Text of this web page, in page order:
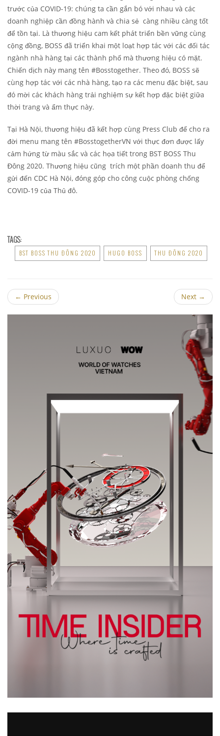
trước của COVID-19: chúng ta cần gắn bó với nhau và các
doanh nghiệp cần đồng hành và chia sẻ càng nhiều càng tốt
để tồn tại. Là thương hiệu cam kết phát triển bền vững cùng
cộng đồng, BOSS đã triển khai một loạt hợp tác với các đối tác
ngành nhà hàng tại các thành phố mà thương hiệu có mặt.
Chiến dịch này mang tên #Bosstogether. Theo đó, BOSS sẽ
cùng hợp tác với các nhà hàng, tạo ra các menu đặc biệt, sau
đó mời các khách hàng trải nghiệm sự kết hợp đặc biệt giữa
thời trang và ẩm thực này.
Tại Hà Nội, thương hiệu đã kết hợp cùng Press Club để cho ra
đời menu mang tên #BosstogetherVN với thực đơn được lấy
cảm hứng từ màu sắc và các họa tiết trong BST BOSS Thu
Đông 2020. Thương hiệu cũng trích một phần doanh thu để
gửi đến CDC Hà Nội, đóng góp cho công cuộc phòng chống
COVID-19 của Thủ đô.
TAGS:
BST BOSS THU ĐÔNG 2020 HUGO BOSS THU ĐÔNG 2020
← Previous Next →